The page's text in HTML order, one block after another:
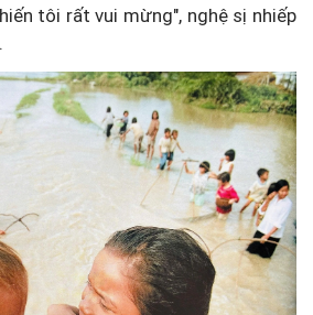
tôi rất vui mừng", nghệ sị nhiếp